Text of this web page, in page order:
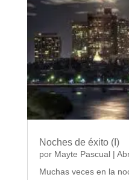
Noches de éxito (I)
por Mayte Pascual|
Muchas veces en la